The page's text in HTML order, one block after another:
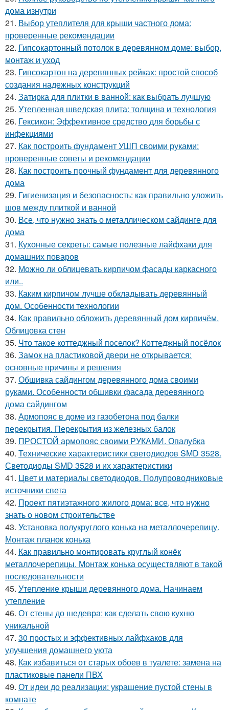
дома изнутри
21. Выбор утеплителя для крыши частного дома:
проверенные рекомендации
22. Гипсокартонный потолок в деревянном доме: выбор,
монтаж и уход
23. Гипсокартон на деревянных рейках: простой способ
создания надежных конструкций
24. Затирка для плитки в ванной: как выбрать лучшую
25. Утепленная шведская плита: толщина и технология
26. Гексикон: Эффективное средство для борьбы с
инфекциями
27. Как построить фундамент УШП своими руками:
проверенные советы и рекомендации
28. Как построить прочный фундамент для деревянного
дома
29. Гигиенизация и безопасность: как правильно уложить
шов между плиткой и ванной
30. Все, что нужно знать о металлическом сайдинге для
дома
31. Кухонные секреты: самые полезные лайфхаки для
домашних поваров
32. Можно ли облицевать кирпичом фасады каркасного
или..
33. Каким кирпичом лучше обкладывать деревянный
дом. Особенности технологии
34. Как правильно обложить деревянный дом кирпичём.
Облицовка стен
35. Что такое коттеджный поселок? Коттеджный посёлок
36. Замок на пластиковой двери не открывается:
основные причины и решения
37. Обшивка сайдингом деревянного дома своими
руками. Особенности обшивки фасада деревянного
дома сайдингом
38. Армопояс в доме из газобетона под балки
перекрытия. Перекрытия из железных балок
39. ПРОСТОЙ армопояс своими РУКАМИ. Опалубка
40. Технические характеристики светодиодов SMD 3528.
Светодиоды SMD 3528 и их характеристики
41. Цвет и материалы светодиодов. Полупроводниковые
источники света
42. Проект пятиэтажного жилого дома: все, что нужно
знать о новом строительстве
43. Установка полукруглого конька на металлочерепицу.
Монтаж планок конька
44. Как правильно монтировать круглый конёк
металлочерепицы. Монтаж конька осуществляют в такой
последовательности
45. Утепление крыши деревянного дома. Начинаем
утепление
46. От стены до шедевра: как сделать свою кухню
уникальной
47. 30 простых и эффективных лайфхаков для
улучшения домашнего уюта
48. Как избавиться от старых обоев в туалете: замена на
пластиковые панели ПВХ
49. От идеи до реализации: украшение пустой стены в
комнате